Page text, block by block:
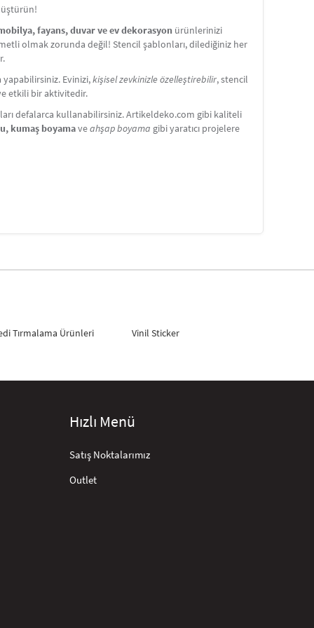
fayans, duvar ve ev dekorasyon ürünlerinizi
olmak zorunda değil! Stencil şablonları, dilediğiniz her
Evinizi,kişisel zevkinizle özelleştirebilir, stencil
etkili bir aktivitedir.
defalarca kullanabilirsiniz. Artikeldeko.com gibi kaliteli
kumaş boyamaveahşap boyama gibi yaratıcı projelere
Tırmalama Ürünleri Vinil Sticker
Hızlı Menü
Satış Noktalarımız
Outlet